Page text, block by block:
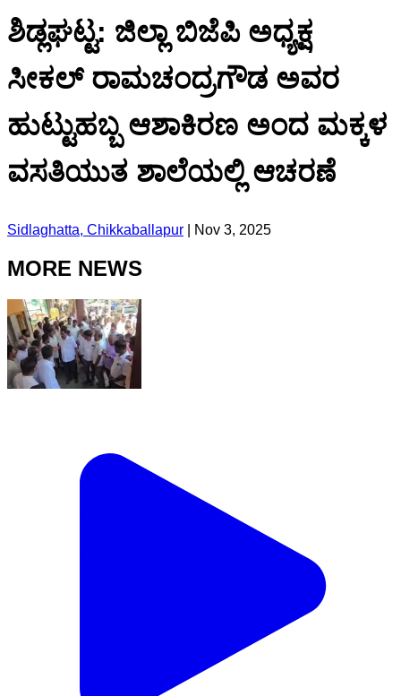
ಶಿಡ್ಲಘಟ್ಟ: ಜಿಲ್ಲಾ ಬಿಜೆಪಿ ಅಧ್ಯಕ್ಷ
ಸೀಕಲ್ ರಾಮಚಂದ್ರಗೌಡ ಅವರ
ಹುಟ್ಟುಹಬ್ಬ ಆಶಾಕಿರಣ ಅಂದ ಮಕ್ಕಳ
ವಸತಿಯುತ ಶಾಲೆಯಲ್ಲಿ ಆಚರಣೆ
Sidlaghatta, Chikkaballapur Nov 3, 2025
MORE NEWS